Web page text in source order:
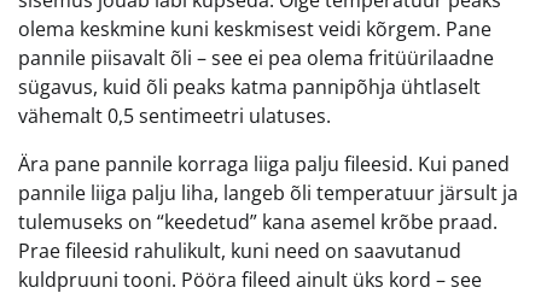
olema keskmine kuni keskmisest veidi kõrgem. Pane
pannile piisavalt õli – see ei pea olema fritüürilaadne
sügavus, kuid õli peaks katma pannipõhja ühtlaselt
vähemalt 0,5 sentimeetri ulatuses.
Ära pane pannile korraga liiga palju fileesid. Kui paned
pannile liiga palju liha, langeb õli temperatuur järsult ja
tulemuseks on “keedetud” kana asemel krõbe praad.
Prae fileesid rahulikult, kuni need on saavutanud
kuldpruuni tooni. Pööra fileed ainult üks kord – see